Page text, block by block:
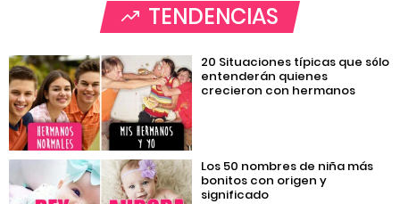
TENDENCIAS
20 Situaciones típicas que sólo
entenderán quienes
crecieron con hermanos
Los 50 nombres de niña más
bonitos con origen y
significado